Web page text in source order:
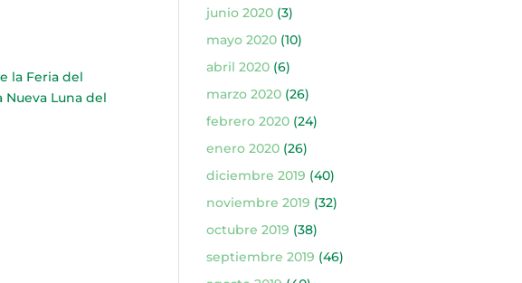
la Feria del
Nueva Luna del
junio 2020(3)
mayo 2020(10)
abril 2020(6)
marzo 2020(26)
febrero 2020(24)
enero 2020(26)
diciembre 2019 (40)
noviembre 2019 (32)
octubre 2019 (38)
septiembre 2019 (46)